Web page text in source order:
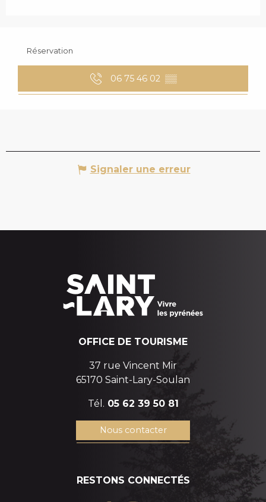
Réservation
06 75 46 02 ▒▒
Signaler une erreur
OFFICE DE TOURISME
37 rue Vincent Mir
65170 Saint-Lary-Soulan
Tél. 05 62 39 50 81
Nous contacter
RESTONS CONNECTÉS